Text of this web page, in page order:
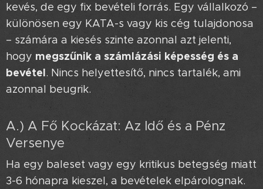
kevés, de egy fix bevételi forrás. Egy vállalkozó –
különösen egy KATA-s vagy kis cég tulajdonosa
– számára a kiesés szinte azonnal azt jelenti,
hogy megszűnik a számlázási képesség és a
bevétel. Nincs helyettesítő, nincs tartalék, ami
azonnal beugrik.
A.) A Fő Kockázat: Az Idő és a Pénz
Versenye ⏱️
Ha egy baleset vagy egy kritikus betegség miatt
3-6 hónapra kieszel, a bevételek elpárolognak.